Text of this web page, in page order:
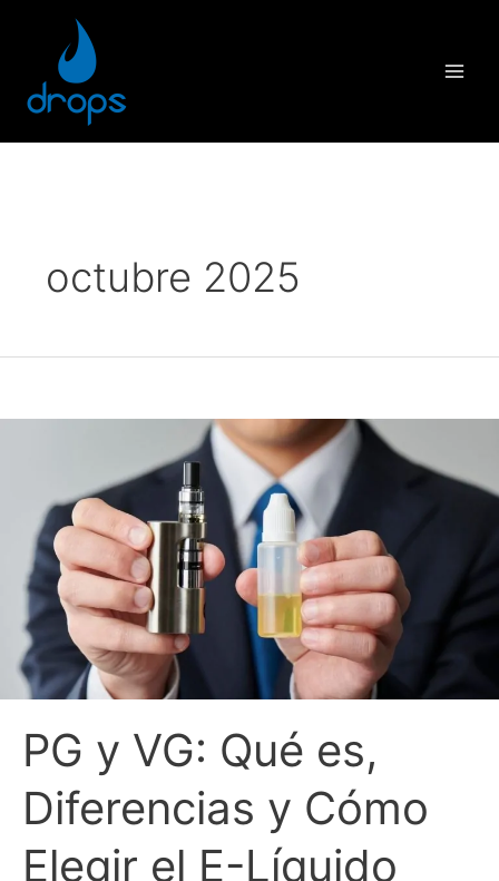
octubre 2025
PG y VG: Qué es,
Diferencias y Cómo
Elegir el E-Líquido